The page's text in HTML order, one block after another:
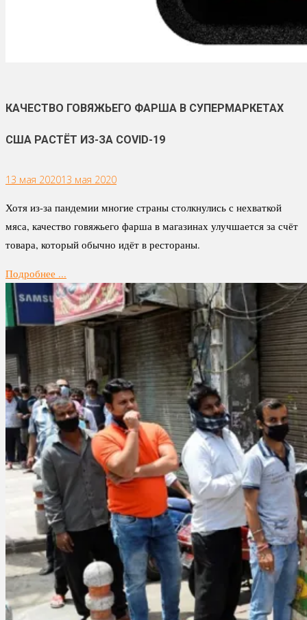
КАЧЕСТВО ГОВЯЖЬЕГО ФАРША В СУПЕРМАРКЕТАХ
США РАСТЁТ ИЗ-ЗА COVID-19
13 мая 202013 мая 2020
Хотя из-за пандемии многие страны столкнулись с нехваткой
мяса, качество говяжьего фарша в магазинах улучшается за счёт
товара, который обычно идёт в рестораны.
Подробнее ...